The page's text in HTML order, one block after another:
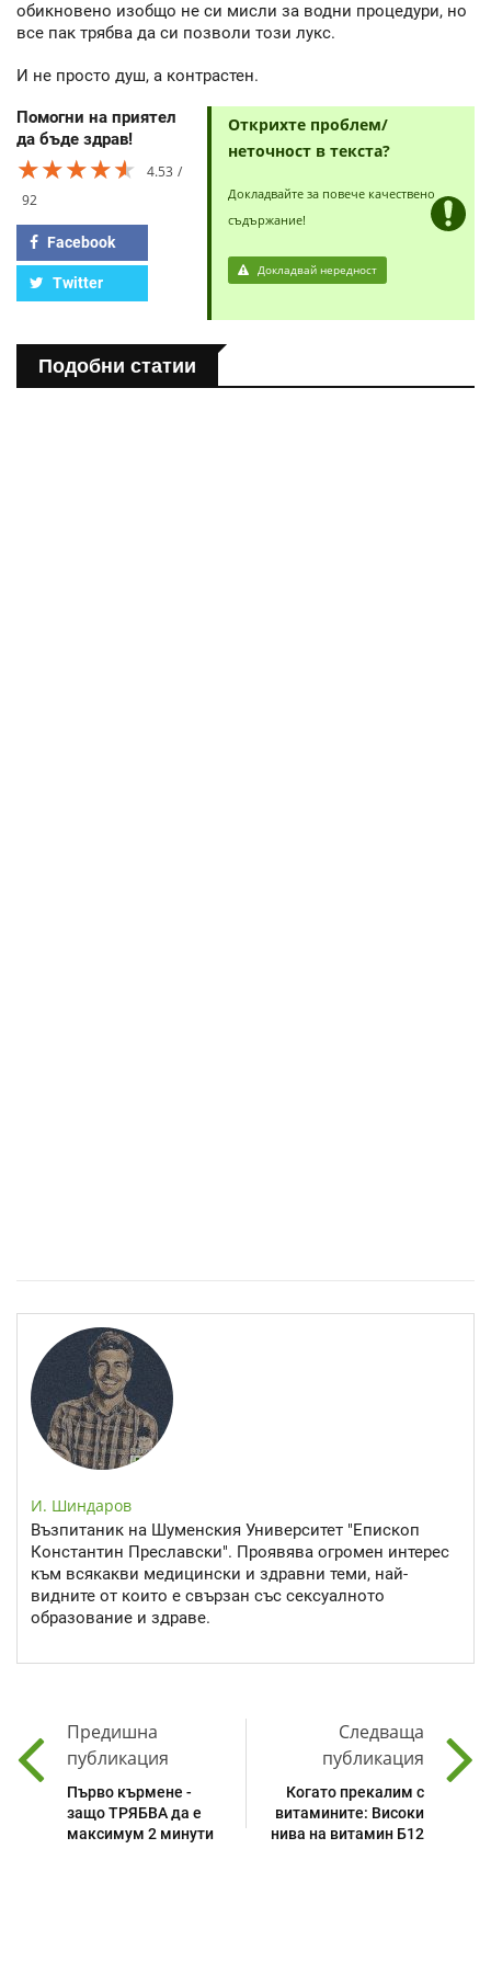
обикновено изобщо не си мисли за водни процедури, но
все пак трябва да си позволи този лукс.
И не просто душ, а контрастен.
Помогни на приятел
да бъде здрав!
★★★★★
★★★★★
★★★★★
4.53
92
Facebook
Twitter
Открихте проблем/
неточност в текста?
Докладвайте за повече качествено
съдържание!
Докладвай нередност
Подобни статии
И. Шиндаров
Възпитаник на Шуменския Университет "Епископ
Константин Преславски". Проявява огромен интерес
към всякакви медицински и здравни теми, най-
видните от които е свързан със сексуалното
образование и здраве.
Предишна
публикация
Първо кърмене -
защо ТРЯБВА да е
максимум 2 минути
Следваща
публикация
Когато прекалим с
витамините: Високи
нива на витамин Б12